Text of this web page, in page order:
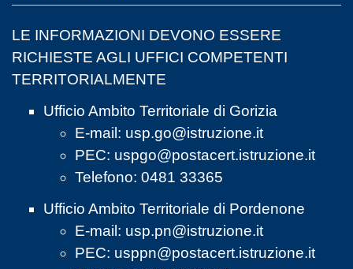
LE INFORMAZIONI DEVONO ESSERE
RICHIESTE AGLI UFFICI COMPETENTI
TERRITORIALMENTE
Ufficio Ambito Territoriale di Gorizia
E-mail: usp.go@istruzione.it
PEC: uspgo@postacert.istruzione.it
Telefono: 0481 33365
Ufficio Ambito Territoriale di Pordenone
E-mail: usp.pn@istruzione.it
PEC: usppn@postacert.istruzione.it